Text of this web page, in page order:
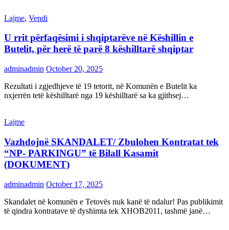
Lajme, Vendi
U rrit përfaqësimi i shqiptarëve në Këshillin e
Butelit, për herë të parë 8 këshilltarë shqiptar
adminadmin October 20, 2025
Rezultati i zgjedhjeve të 19 tetorit, në Komunën e Butelit ka
nxjerrën tetë këshilltarë nga 19 këshilltarë sa ka gjithsej…
Lajme
Vazhdojnë SKANDALET/ Zbulohen Kontratat tek
“NP- PARKINGU” të Bilall Kasamit
(DOKUMENT)
adminadmin October 17, 2025
Skandalet në komunën e Tetovës nuk kanë të ndalur! Pas publikimit
të qindra kontratave të dyshimta tek XHOB2011, tashmë janë…